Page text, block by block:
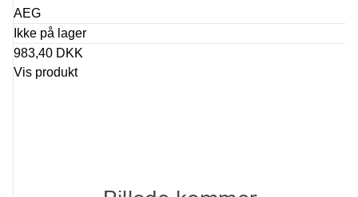
AEG
Ikke på lager
983,40 DKK
Vis produkt